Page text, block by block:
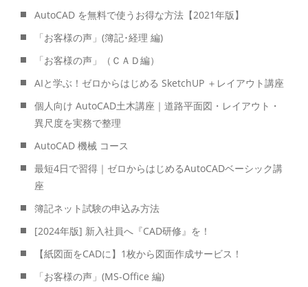
AutoCAD を無料で使うお得な方法【2021年版】
「お客様の声」(簿記･経理 編)
「お客様の声」（ＣＡＤ編）
AIと学ぶ！ゼロからはじめる SketchUP ＋レイアウト講座
個人向け AutoCAD土木講座｜道路平面図・レイアウト・
異尺度を実務で整理
AutoCAD 機械 コース
最短4日で習得｜ゼロからはじめるAutoCADベーシック講
座
簿記ネット試験の申込み方法
[2024年版] 新入社員へ『CAD研修』を！
【紙図面をCADに】1枚から図面作成サービス！
「お客様の声」(MS-Office 編)